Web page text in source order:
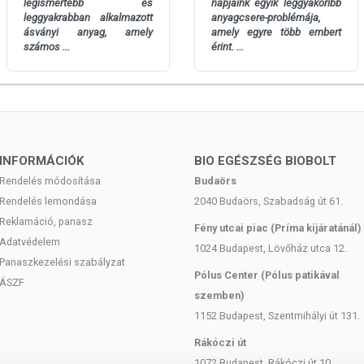
tartalmazzák a jelölt szerves formát. A nem “fully reacted”
magasabb, emellett olcsóbb alapanyagok is, tehát
változatot használunk mindenből, így magnéziumból is.
után. Amennyiben táplálkozásunk nem magnéziumdús
puhatestűekben, zöldleveles zöldségekben, quinoában,
úgy érdemes lehet napi 2-4 kapszula fogyasztása, ez
akár éjjeli gyomorégés esetén is segíthet, illetve az alvásban
(„fully reacted”), pullulán (Plantcaps® vegán kapszula).
legismertebb és
leggyakrabban alkalmazott
ásványi anyag, amely
számos ...
napjaink egyik leggyakoribb
anyagcsere-problémája,
amely egyre több embert
érint. ...
INFORMÁCIÓK
Rendelés módosítása
Rendelés lemondása
Reklamáció, panasz
Adatvédelem
Panaszkezelési szabályzat
ÁSZF
BIO EGÉSZSÉG BIOBOLT
Budaörs
2040 Budaörs, Szabadság út 61.
Fény utcai piac (Príma kijáratánál)
1024 Budapest, Lövőház utca 12.
Pólus Center (Pólus patikával
szemben)
1152 Budapest, Szentmihályi út 131.
Rákóczi út